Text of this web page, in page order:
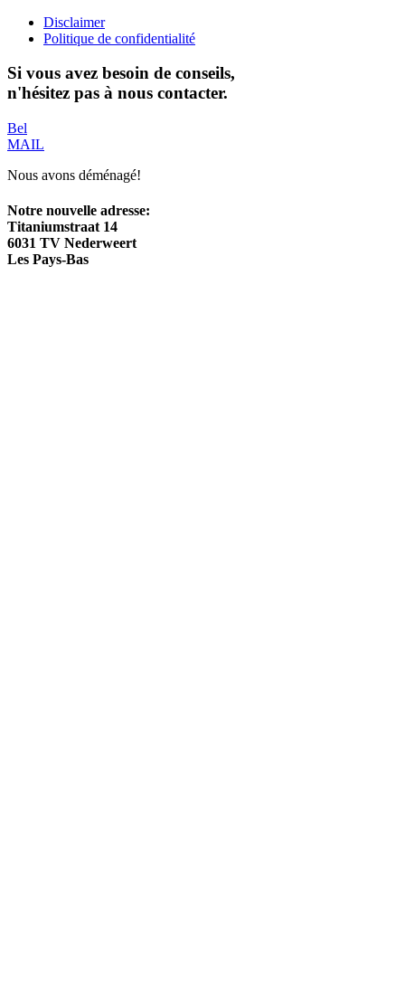
Disclaimer
Politique de confidentialité
Si vous avez besoin de conseils,
n'hésitez pas à nous contacter.
Bel
MAIL
Nous avons déménagé!
Notre nouvelle adresse:
Titaniumstraat 14
6031 TV Nederweert
Les Pays-Bas